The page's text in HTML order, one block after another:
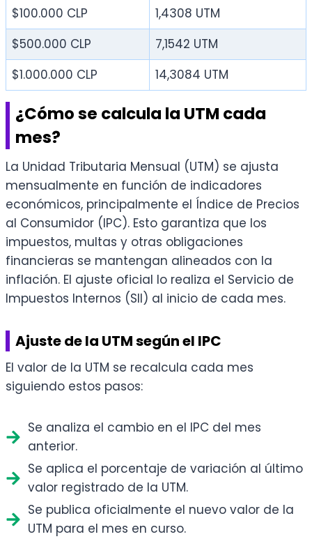
$100.000 CLP
1,4308 UTM
$500.000 CLP
7,1542 UTM
$1.000.000 CLP
14,3084 UTM
¿Cómo se calcula la UTM cada
mes?
La Unidad Tributaria Mensual (UTM) se ajusta
mensualmente en función de indicadores
económicos, principalmente el Índice de Precios
al Consumidor (IPC). Esto garantiza que los
impuestos, multas y otras obligaciones
financieras se mantengan alineados con la
inflación. El ajuste oficial lo realiza el Servicio de
Impuestos Internos (SII) al inicio de cada mes.
Ajuste de la UTM según el IPC
El valor de la UTM se recalcula cada mes
siguiendo estos pasos:
Se analiza el cambio en el IPC del mes
anterior.
Se aplica el porcentaje de variación al último
valor registrado de la UTM.
Se publica oficialmente el nuevo valor de la
UTM para el mes en curso.